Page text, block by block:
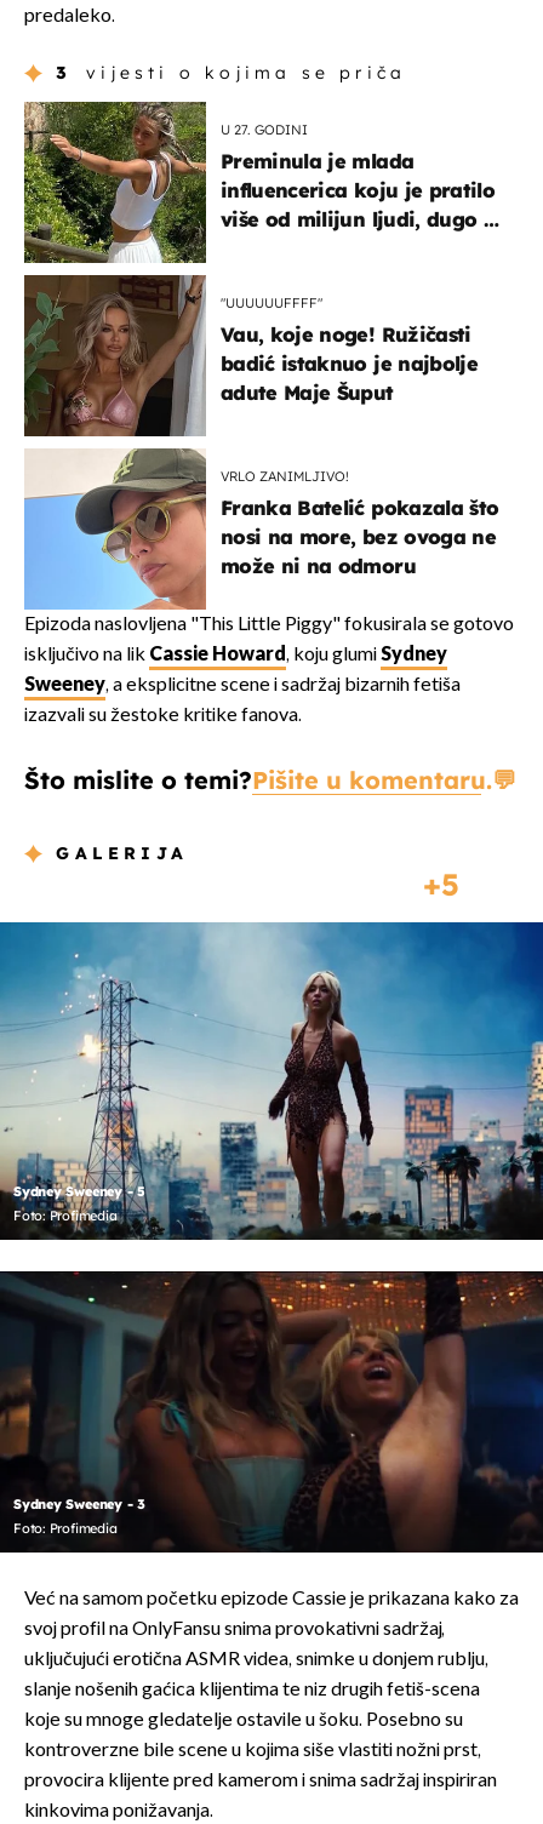
predaleko.
3 vijesti o kojima se priča
U 27. GODINI
Preminula je mlada
influencerica koju je pratilo
više od milijun ljudi, dugo se
"UUUUUUFFFF"
Vau, koje noge! Ružičasti
badić istaknuo je najbolje
adute Maje Šuput
VRLO ZANIMLJIVO!
Franka Batelić pokazala što
nosi na more, bez ovoga ne
može ni na odmoru
Epizoda naslovljena "This Little Piggy" fokusirala se gotovo
isključivo na lik Cassie Howard, koju glumiSydney
Sweeney, a eksplicitne scene i sadržaj bizarnih fetiša
izazvali su žestoke kritike fanova.
Što mislite o temi?Pišite u komentaru.
GALERIJA
5
Sydney Sweeney - 5
Foto: Profimedia
Sydney Sweeney - 3
Foto: Profimedia
Već na samom početku epizode Cassie je prikazana kako za
svoj profil na OnlyFansu snima provokativni sadržaj,
uključujući erotična ASMR videa, snimke u donjem rublju,
slanje nošenih gaćica klijentima te niz drugih fetiš-scena
koje su mnoge gledatelje ostavile u šoku. Posebno su
kontroverzne bile scene u kojima siše vlastiti nožni prst,
provocira klijente pred kamerom i snima sadržaj inspiriran
kinkovima ponižavanja.